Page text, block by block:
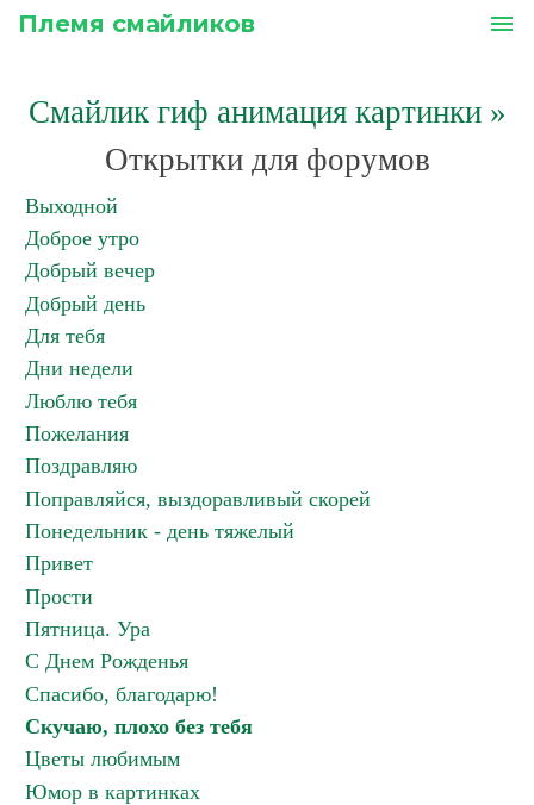
Племя смайликов menu
Смайлик гиф анимация картинки»
Открытки для форумов
Выходной
Доброе утро
Добрый вечер
Добрый день
Для тебя
Дни недели
Люблю тебя
Пожелания
Поздравляю
Поправляйся, выздоравливый скорей
Понедельник - день тяжелый
Привет
Прости
Пятница. Ура
С Днем Рожденья
Спасибо, благодарю!
Скучаю, плохо без тебя
Цветы любимым
Юмор в картинках